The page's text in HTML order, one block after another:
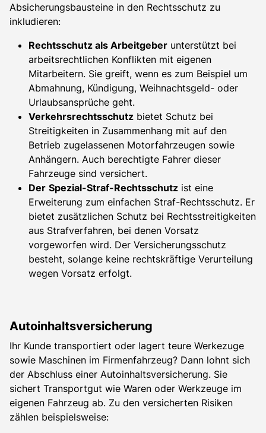
Absicherungsbausteine in den Rechtsschutz zu
inkludieren:
Rechtsschutz als Arbeitgeber unterstützt bei
arbeitsrechtlichen Konflikten mit eigenen
Mitarbeitern. Sie greift, wenn es zum Beispiel um
Abmahnung, Kündigung, Weihnachtsgeld- oder
Urlaubsansprüche geht.
Verkehrsrechtsschutz bietet Schutz bei
Streitigkeiten in Zusammenhang mit auf den
Betrieb zugelassenen Motorfahrzeugen sowie
Anhängern. Auch berechtigte Fahrer dieser
Fahrzeuge sind versichert.
Der Spezial-Straf-Rechtsschutz ist eine
Erweiterung zum einfachen Straf-Rechtsschutz. Er
bietet zusätzlichen Schutz bei Rechtsstreitigkeiten
aus Strafverfahren, bei denen Vorsatz
vorgeworfen wird. Der Versicherungsschutz
besteht, solange keine rechtskräftige Verurteilung
wegen Vorsatz erfolgt.
Autoinhaltsversicherung
Ihr Kunde transportiert oder lagert teure Werkezuge
sowie Maschinen im Firmenfahrzeug? Dann lohnt sich
der Abschluss einer Autoinhaltsversicherung. Sie
sichert Transportgut wie Waren oder Werkzeuge im
eigenen Fahrzeug ab. Zu den versicherten Risiken
zählen beispielsweise: